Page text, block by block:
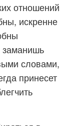
отношений
искренне
заманишь
словами,
принесет